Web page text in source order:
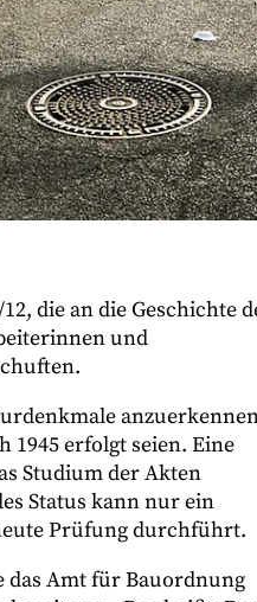
die an die Geschichte
und
1945 erfolgt seien. Eine
Studium der Akten
Status kann nur ein
Prüfung durchführt.
das Amt für Bauordnung